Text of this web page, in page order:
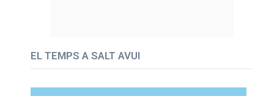
EL TEMPS A SALT AVUI